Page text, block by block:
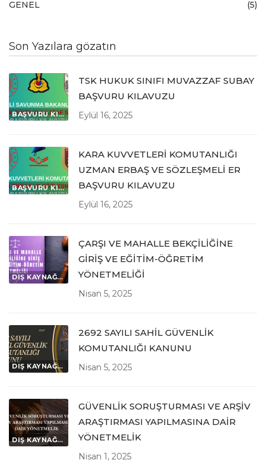
GENEL (5)
Son Yazılara gözatın
BAŞVURU KILAVUZLARI
TSK HUKUK SINIFI MUVAZZAF SUBAY
BAŞVURU KILAVUZU
Eylül 16, 2025
BAŞVURU KILAVUZLARI
KARA KUVVETLERİ KOMUTANLIĞI
UZMAN ERBAŞ VE SÖZLEŞMELİ ER
BAŞVURU KILAVUZU
Eylül 16, 2025
DIŞ KAYNAĞI İLGİLENDİREN MEVZUATLAR
ÇARŞI VE MAHALLE BEKÇİLİĞİNE
GİRİŞ VE EĞİTİM-ÖĞRETİM
YÖNETMELİĞİ
Nisan 5, 2025
DIŞ KAYNAĞI İLGİLENDİREN MEVZUATLAR
2692 SAYILI SAHİL GÜVENLİK
KOMUTANLIĞI KANUNU
Nisan 5, 2025
DIŞ KAYNAĞI İLGİLENDİREN MEVZUATLAR
GÜVENLİK SORUŞTURMASI VE ARŞİV
ARAŞTIRMASI YAPILMASINA DAİR
YÖNETMELİK
Nisan 1, 2025